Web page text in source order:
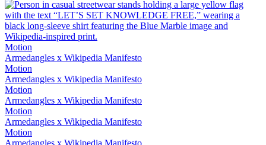
Motion
Armedangles x Wikipedia Manifesto
Motion
Armedangles x Wikipedia Manifesto
Motion
Armedangles x Wikipedia Manifesto
Motion
Armedangles x Wikipedia Manifesto
Motion
Armedangles x Wikipedia Manifesto